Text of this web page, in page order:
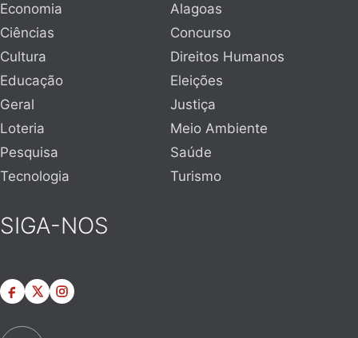
Economia
Alagoas
Ciências
Concurso
Cultura
Direitos Humanos
Educação
Eleições
Geral
Justiça
Loteria
Meio Ambiente
Pesquisa
Saúde
Tecnologia
Turismo
SIGA-NOS